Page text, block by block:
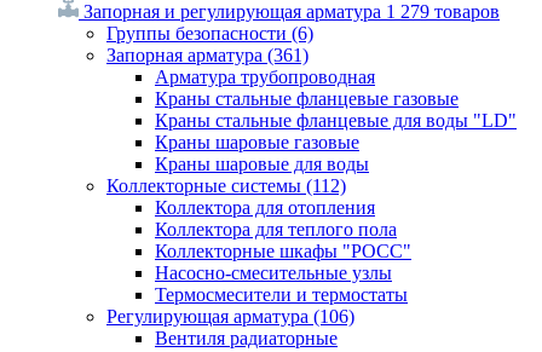
Запорная и регулирующая арматура 1 279 товаров
Группы безопасности (6)
Запорная арматура (361)
Арматура трубопроводная
Краны стальные фланцевые газовые
Краны стальные фланцевые для воды "LD"
Краны шаровые газовые
Краны шаровые для воды
Коллекторные системы (112)
Коллектора для отопления
Коллектора для теплого пола
Коллекторные шкафы "РОСС"
Насосно-смесительные узлы
Термосмесители и термостаты
Регулирующая арматура (106)
Вентиля радиаторные